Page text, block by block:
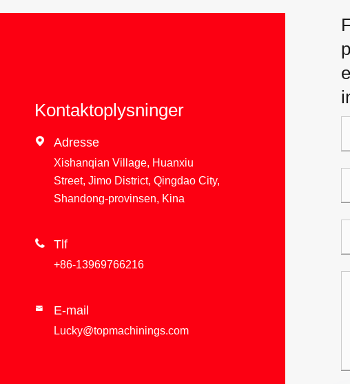
Kontaktoplysninger
 Adresse
Xishanqian Village, Huanxiu
Street, Jimo District, Qingdao City,
Shandong-provinsen, Kina
 Tlf
+86-13969766216
 E-mail
Lucky@topmachinings.com